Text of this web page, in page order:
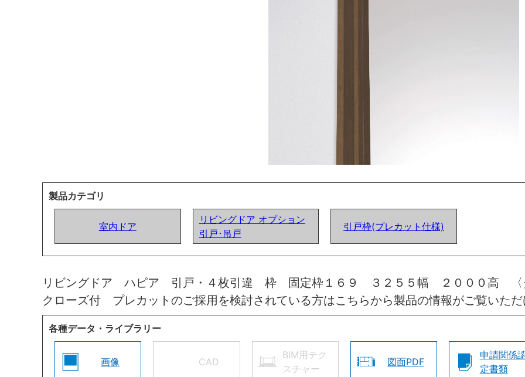
製品カテゴリ
室内ドア
リビングドア オプション
引戸･吊戸
引戸枠(プレカット仕様)
リビングドア ハピア 引戸・４枚引違 枠 固定枠１６９ ３２５５幅 ２０００高
クローズ付 プレカットのご採用を検討されている方はこちらから製品の情報がご覧いた
各種データ・ライブラリー
画像 CAD
BIM用テク
スチャー
図面PDF
申請関係
定書類